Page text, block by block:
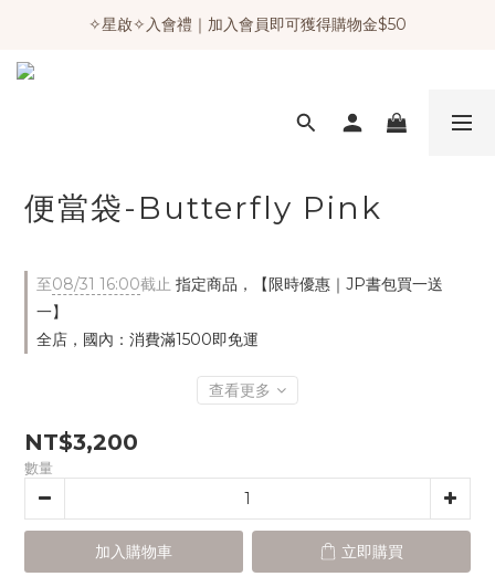
✧星啟✧入會禮｜加入會員即可獲得購物金$50
便當袋-Butterfly Pink
至08/31 16:00截止 指定商品，【限時優惠｜JP書包買一送
一】
全店，國內：消費滿1500即免運
查看更多
NT$3,200
數量
加入購物車 立即購買